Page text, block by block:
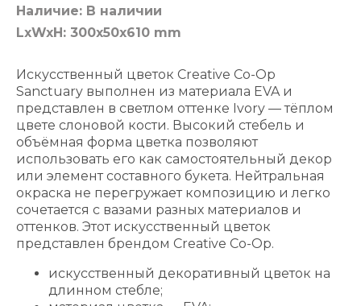
Наличие: В наличии
LxWxH: 300x50x610 mm
Искусственный цветок Creative Co-Op
Sanctuary выполнен из материала EVA и
представлен в светлом оттенке Ivory — тёплом
цвете слоновой кости. Высокий стебель и
объёмная форма цветка позволяют
использовать его как самостоятельный декор
или элемент составного букета. Нейтральная
окраска не перегружает композицию и легко
сочетается с вазами разных материалов и
оттенков. Этот искусственный цветок
представлен брендом Creative Co-Op.
искусственный декоративный цветок на
длинном стебле;